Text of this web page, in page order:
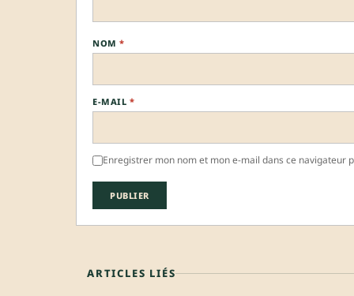
NOM *
E-MAIL *
Enregistrer mon nom et mon e-mail dans ce navigateur
ARTICLES LIÉS